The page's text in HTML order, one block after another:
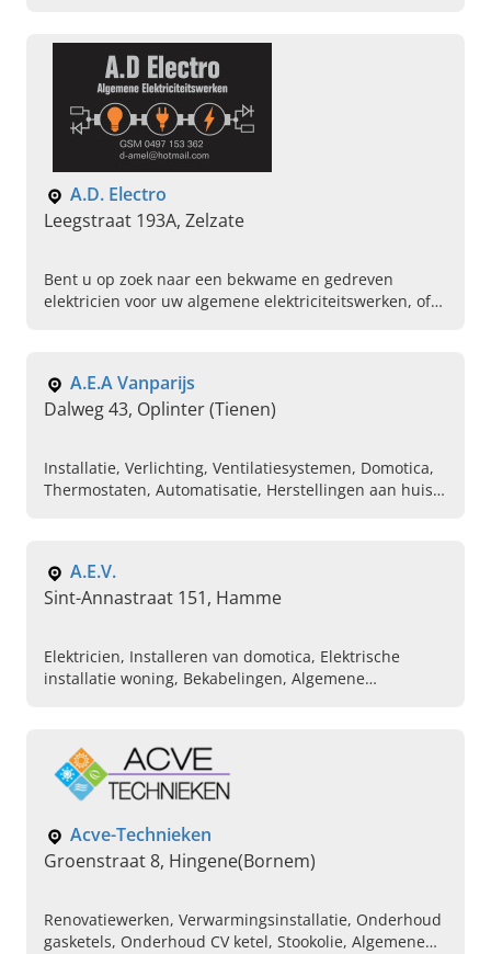
A.D. Electro
Leegstraat 193A, Zelzate
Bent u op zoek naar een bekwame en gedreven
elektricien voor uw algemene elektriciteitswerken, of
A.E.A Vanparijs
Dalweg 43, Oplinter (Tienen)
Installatie, Verlichting, Ventilatiesystemen, Domotica,
Thermostaten, Automatisatie, Herstellingen aan huis,
A.E.V.
Sint-Annastraat 151, Hamme
Elektricien, Installeren van domotica, Elektrische
installatie woning, Bekabelingen, Algemene
wachtdienst, Industriële elektriciteitswerken
Acve-Technieken
Groenstraat 8, Hingene(Bornem)
Renovatiewerken, Verwarmingsinstallatie, Onderhoud
gasketels, Onderhoud CV ketel, Stookolie, Algemene